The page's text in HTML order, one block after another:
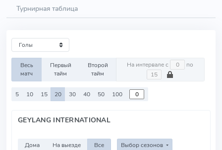
Турнирная таблица
Весь
матч
Первый
тайм
Второй
тайм
На интервале с по
5 10 15 20 30 40 50 100
GEYLANG INTERNATIONAL
Дома На выезде Все Выбор сезонов